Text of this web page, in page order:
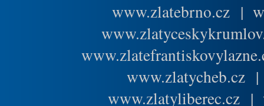
www.zlatebrno.cz |
www.zlatycheb.cz
www.zlatyliberec.cz |